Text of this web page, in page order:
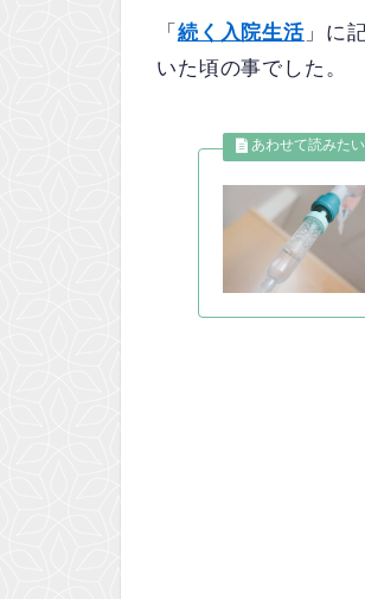
「 続く入院生活」に
いた頃の事でした。